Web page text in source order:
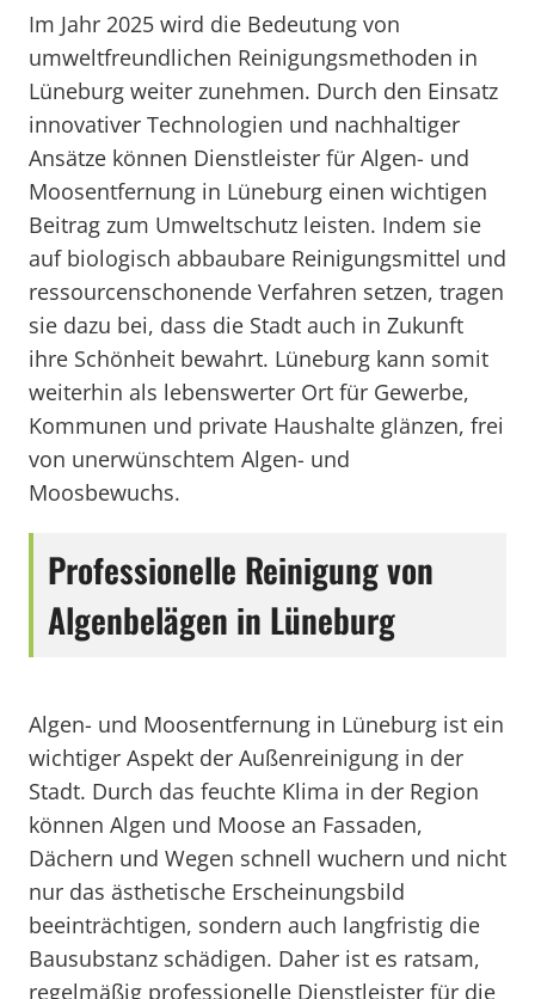
Im Jahr 2025 wird die Bedeutung von
umweltfreundlichen Reinigungsmethoden in
Lüneburg weiter zunehmen. Durch den Einsatz
innovativer Technologien und nachhaltiger
Ansätze können Dienstleister für Algen- und
Moosentfernung in Lüneburg einen wichtigen
Beitrag zum Umweltschutz leisten. Indem sie
auf biologisch abbaubare Reinigungsmittel und
ressourcenschonende Verfahren setzen, tragen
sie dazu bei, dass die Stadt auch in Zukunft
ihre Schönheit bewahrt. Lüneburg kann somit
weiterhin als lebenswerter Ort für Gewerbe,
Kommunen und private Haushalte glänzen, frei
von unerwünschtem Algen- und
Moosbewuchs.
Professionelle Reinigung von
Algenbelägen in Lüneburg
Algen- und Moosentfernung in Lüneburg ist ein
wichtiger Aspekt der Außenreinigung in der
Stadt. Durch das feuchte Klima in der Region
können Algen und Moose an Fassaden,
Dächern und Wegen schnell wuchern und nicht
nur das ästhetische Erscheinungsbild
beeinträchtigen, sondern auch langfristig die
Bausubstanz schädigen. Daher ist es ratsam,
regelmäßig professionelle Dienstleister für die